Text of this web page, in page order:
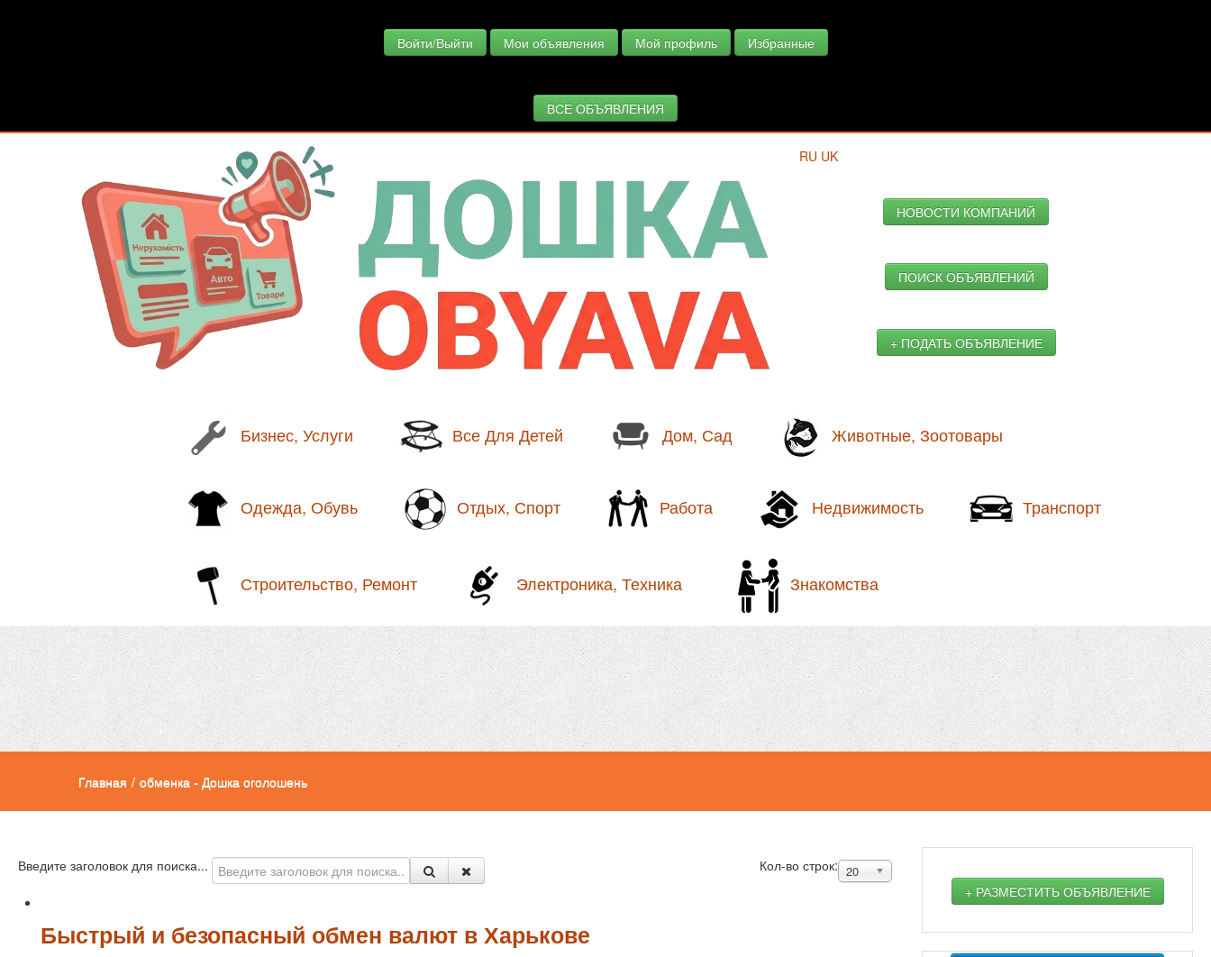
Войти/Выйти Мои объявления Мой профиль Избранные
ВСЕ ОБЪЯВЛЕНИЯ
RU UK
НОВОСТИ КОМПАНИЙ
ПОИСК ОБЪЯВЛЕНИЙ
+ ПОДАТЬ ОБЪЯВЛЕНИЕ
Бизнес, Услуги Все Для Детей Дом, Сад Животные, Зоотовары
Одежда, Обувь Отдых, Спорт Работа Недвижимость Транспорт
Строительство, Ремонт Электроника, Техника Знакомства
Главная / обменка - Дошка оголошень
Введите заголовок для поиска... Кол-во строк: 20
Быстрый и безопасный обмен валют в Харькове
+ РАЗМЕСТИТЬ ОБЪЯВЛЕНИЕ